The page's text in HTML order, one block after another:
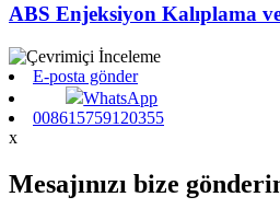
ABS Enjeksiyon Kalıplama
E-posta gönder
WhatsApp
008615759120355
x
Mesajınızı bize